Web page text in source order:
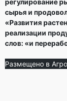
регулирование
сырья и
«Развития
реализации
слов: «и
Размещено в